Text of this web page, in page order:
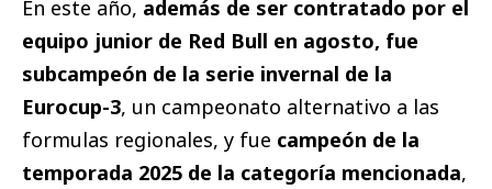
En este año, además de ser contratado por el
equipo junior de Red Bull en agosto, fue
subcampeón de la serie invernal de la
Eurocup-3, un campeonato alternativo a las
formulas regionales, y fue campeón de la
temporada 2025 de la categoría mencionada,